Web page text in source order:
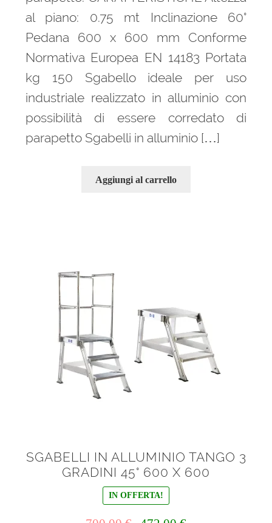
al piano: 0.75 mt Inclinazione 60°
Pedana 600 x 600 mm Conforme
Normativa Europea EN 14183 Portata
kg 150 Sgabello ideale per uso
industriale realizzato in alluminio con
possibilità di essere corredato di
parapetto Sgabelli in alluminio […]
Aggiungi al carrello
SGABELLI IN ALLUMINIO TANGO 3
GRADINI 45° 600 X 600
IN OFFERTA!
Il